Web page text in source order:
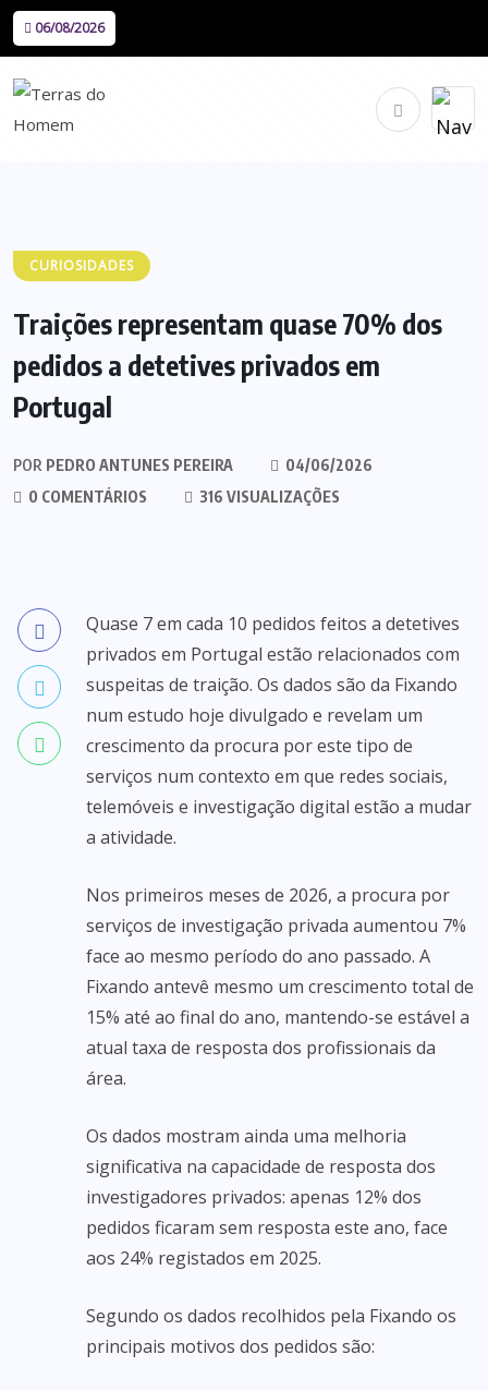
06/08/2026
CURIOSIDADES
Traições representam quase 70% dos
pedidos a detetives privados em
Portugal
POR PEDRO ANTUNES PEREIRA
04/06/2026
0 COMENTÁRIOS
316 VISUALIZAÇÕES
Quase 7 em cada 10 pedidos feitos a detetives
privados em Portugal estão relacionados com
suspeitas de traição. Os dados são da Fixando
num estudo hoje divulgado e revelam um
crescimento da procura por este tipo de
serviços num contexto em que redes sociais,
telemóveis e investigação digital estão a mudar
a atividade.
Nos primeiros meses de 2026, a procura por
serviços de investigação privada aumentou 7%
face ao mesmo período do ano passado. A
Fixando antevê mesmo um crescimento total de
15% até ao final do ano, mantendo-se estável a
atual taxa de resposta dos profissionais da
área.
Os dados mostram ainda uma melhoria
significativa na capacidade de resposta dos
investigadores privados: apenas 12% dos
pedidos ficaram sem resposta este ano, face
aos 24% registados em 2025.
Segundo os dados recolhidos pela Fixando os
principais motivos dos pedidos são: